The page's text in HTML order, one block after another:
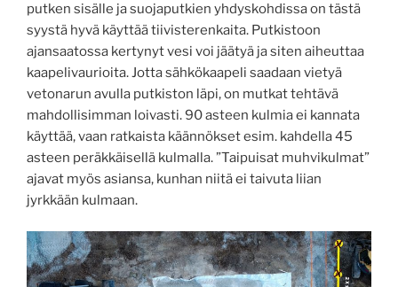
putken sisälle ja suojaputkien yhdyskohdissa on tästä
syystä hyvä käyttää tiivisterenkaita. Putkistoon
ajansaatossa kertynyt vesi voi jäätyä ja siten aiheuttaa
kaapelivaurioita. Jotta sähkökaapeli saadaan vietyä
vetonarun avulla putkiston läpi, on mutkat tehtävä
mahdollisimman loivasti. 90 asteen kulmia ei kannata
käyttää, vaan ratkaista käännökset esim. kahdella 45
asteen peräkkäisellä kulmalla. ”Taipuisat muhvikulmat”
ajavat myös asiansa, kunhan niitä ei taivuta liian
jyrkkään kulmaan.